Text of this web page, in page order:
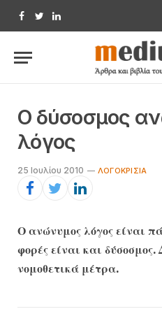
Facebook
TwitterLinkedIn
Ο δύσοσμος
λόγος
25 Ιουλίου 2010 ΛΟΓΟΚΡΙΣΊΑ
Ο ανώνυμος λόγος είναι
φορές είναι και
νομοθετικά μέτρα.